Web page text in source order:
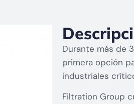
Durante más de
primera opción
industriales
Filtration Group